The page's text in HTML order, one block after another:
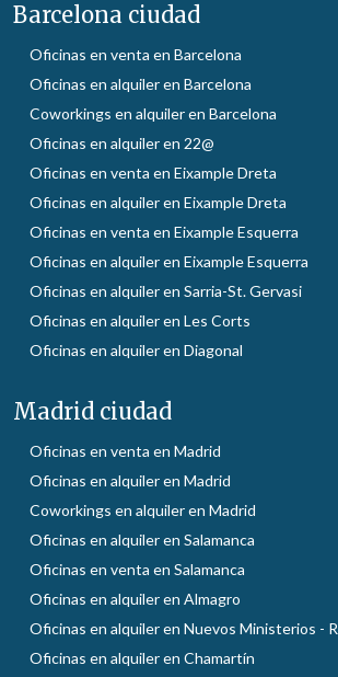
Barcelona ciudad
Oficinas en venta en Barcelona
Oficinas en alquiler en Barcelona
Coworkings en alquiler en Barcelona
Oficinas en alquiler en 22@
Oficinas en venta en Eixample Dreta
Oficinas en alquiler en Eixample Dreta
Oficinas en venta en Eixample Esquerra
Oficinas en alquiler en Eixample Esquerra
Oficinas en alquiler en Sarria-St. Gervasi
Oficinas en alquiler en Les Corts
Oficinas en alquiler en Diagonal
Madrid ciudad
Oficinas en venta en Madrid
Oficinas en alquiler en Madrid
Coworkings en alquiler en Madrid
Oficinas en alquiler en Salamanca
Oficinas en venta en Salamanca
Oficinas en alquiler en Almagro
Oficinas en alquiler en Nuevos Ministerios -
Oficinas en alquiler en Chamartín